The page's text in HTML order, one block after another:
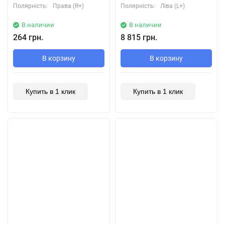
Полярність: Права (R+)
В наличии
264 грн.
В корзину
Купить в 1 клик
Полярність: Ліва (L+)
В наличии
8 815 грн.
В корзину
Купить в 1 клик